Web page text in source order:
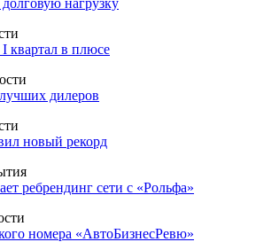
квартал в плюсе
дилеров
новый рекорд
ребрендинг сети с «Рольфа»
номера «АвтоБизнесРевю»